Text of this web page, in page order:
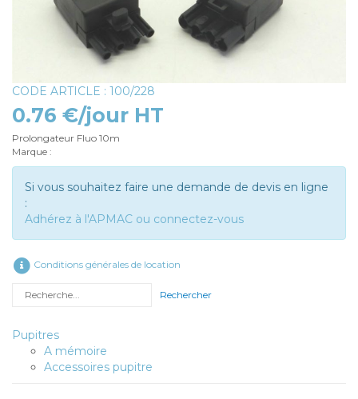
CODE ARTICLE : 100/228
0.76 €/jour HT
Prolongateur Fluo 10m
Marque :
Si vous souhaitez faire une demande de devis en ligne
:
Adhérez à l'APMAC ou connectez-vous
Conditions générales de location
Rechercher
Pupitres
A mémoire
Accessoires pupitre